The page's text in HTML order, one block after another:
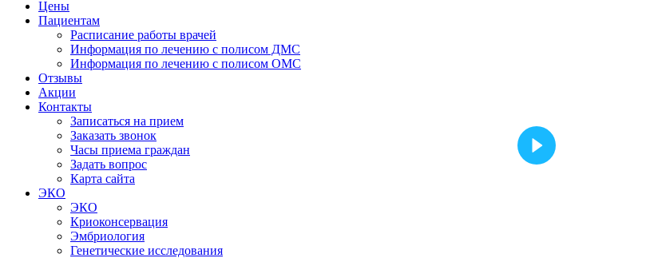
Цены
Пациентам
Расписание работы врачей
Информация по лечению с полисом ДМС
Информация по лечению с полисом ОМС
Отзывы
Акции
Контакты
Записаться на прием
Заказать звонок
Часы приема граждан
Задать вопрос
Карта сайта
ЭКО
ЭКО
Криоконсервация
Эмбриология
Генетические исследования